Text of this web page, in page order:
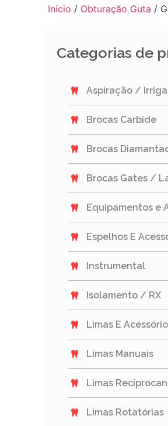
Início / Obturação Guta /
Categorias de
Aspiração /
Brocas Carbide
Brocas
Brocas Gates /
Equipamentos e
Espelhos E
Instrumental
Isolamento / RX
Limas E
Limas Manuais
Limas
Limas Rotatórias